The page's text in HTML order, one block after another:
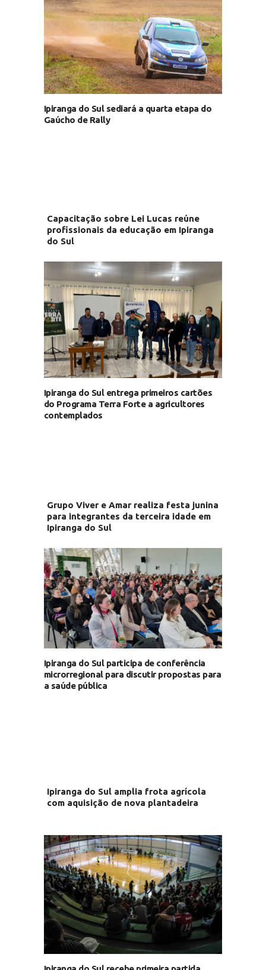
Ipiranga do Sul sediará a quarta etapa do
Gaúcho de Rally
Capacitação sobre Lei Lucas reúne
profissionais da educação em Ipiranga
do Sul
Ipiranga do Sul entrega primeiros cartões
do Programa Terra Forte a agricultores
contemplados
Grupo Viver e Amar realiza festa junina
para integrantes da terceira idade em
Ipiranga do Sul
Ipiranga do Sul participa de conferência
microrregional para discutir propostas para
a saúde pública
Ipiranga do Sul amplia frota agrícola
com aquisição de nova plantadeira